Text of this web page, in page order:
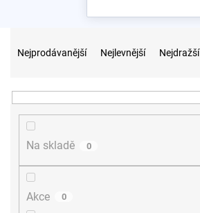
n
Nejprodávanější Nejlevnější Nejdražší
Na skladě 0
Akce 0